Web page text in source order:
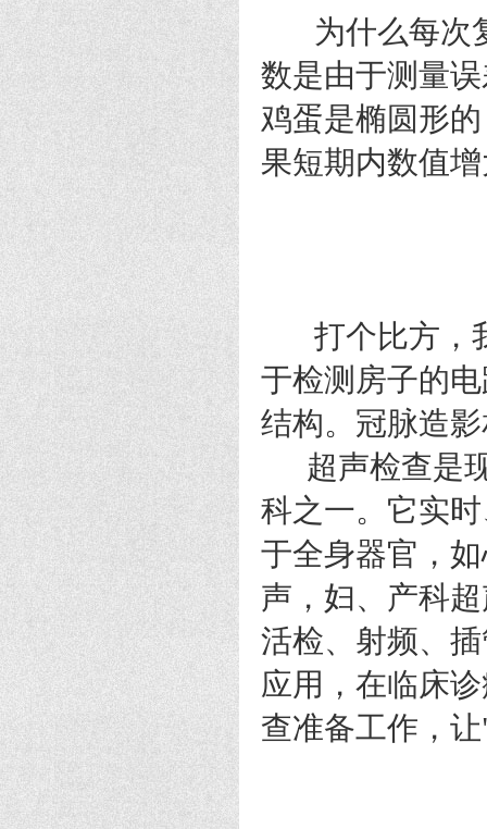
为什么每次复
数是由于测量
鸡蛋是椭圆形
果短期内数值
打个比方，我
于检测房子的
结构。冠脉造
超声检查是现
科之一。它实
于全身器官，
声，妇、产科
活检、射频、
应用，在临床
查准备工作，